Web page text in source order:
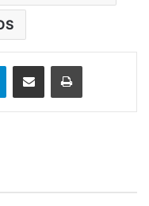
TelegramEnviar vía email Imprimir